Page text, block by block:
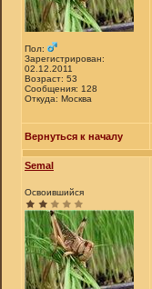
Пол:
Зарегистрирован:
02.12.2011
Возраст: 53
Сообщения: 128
Откуда: Москва
Вернуться к началу
Semal
Освоившийся